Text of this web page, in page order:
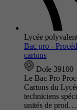
Lycée
Bac pro -
cartons
Dole 39100
Le Bac Pro
Cartons du
techniciens
unités de prod…